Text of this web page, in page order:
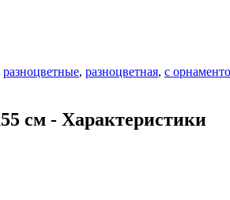
разноцветные, разноцветная, с
см - Характеристики